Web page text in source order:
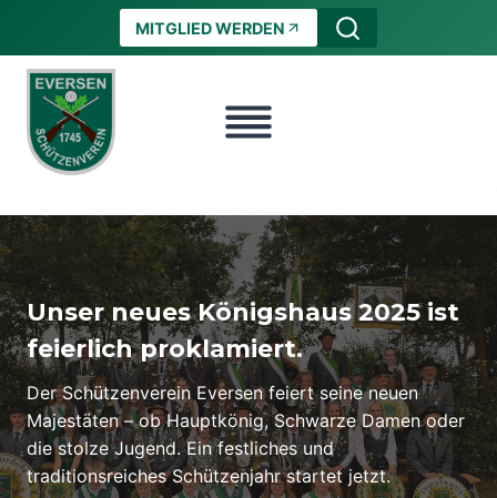
springen
MITGLIED WERDEN
Unser neues Königshaus 2025 ist
feierlich proklamiert.
Der Schützenverein Eversen feiert seine neuen
Majestäten – ob Hauptkönig, Schwarze Damen oder
die stolze Jugend. Ein festliches und
traditionsreiches Schützenjahr startet jetzt.